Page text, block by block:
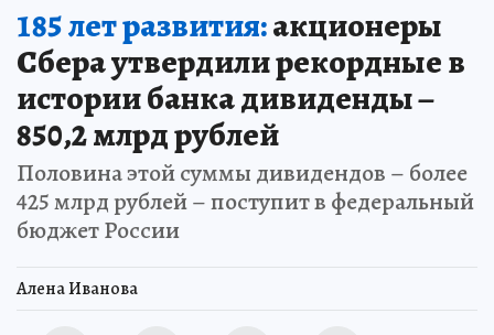
185 лет развития:акционеры
Сбера утвердили рекордные в
истории банка дивиденды –
850,2 млрд рублей
Половина этой суммы дивидендов – более
425 млрд рублей – поступит в федеральный
бюджет России
Алена Иванова